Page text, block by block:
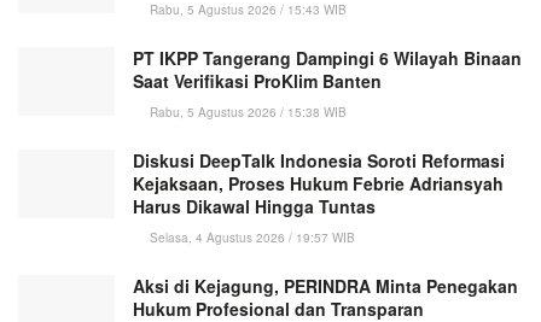
Rabu, 5 Agustus 2026 / 15:43 WIB
PT IKPP Tangerang Dampingi 6 Wilayah Binaan
Saat Verifikasi ProKlim Banten
Rabu, 5 Agustus 2026 / 15:38 WIB
Diskusi DeepTalk Indonesia Soroti Reformasi
Kejaksaan, Proses Hukum Febrie Adriansyah
Harus Dikawal Hingga Tuntas
Selasa, 4 Agustus 2026 / 19:57 WIB
Aksi di Kejagung, PERINDRA Minta Penegakan
Hukum Profesional dan Transparan